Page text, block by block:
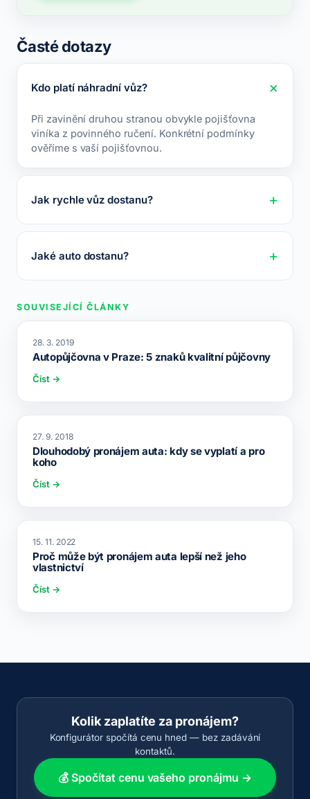
Časté dotazy
Kdo platí náhradní vůz?
Při zavinění druhou stranou obvykle pojišťovna
viníka z povinného ručení. Konkrétní podmínky
ověříme s vaší pojišťovnou.
Jak rychle vůz dostanu?
Jaké auto dostanu?
SOUVISEJÍCÍ ČLÁNKY
28. 3. 2019
Autopůjčovna v Praze: 5 znaků kvalitní půjčovny
Číst →
27. 9. 2018
Dlouhodobý pronájem auta: kdy se vyplatí a pro
koho
Číst →
15. 11. 2022
Proč může být pronájem auta lepší než jeho
vlastnictví
Číst →
Kolik zaplatíte za pronájem?
Konfigurátor spočítá cenu hned — bez zadávání
kontaktů.
💰 Spočítat cenu vašeho pronájmu →